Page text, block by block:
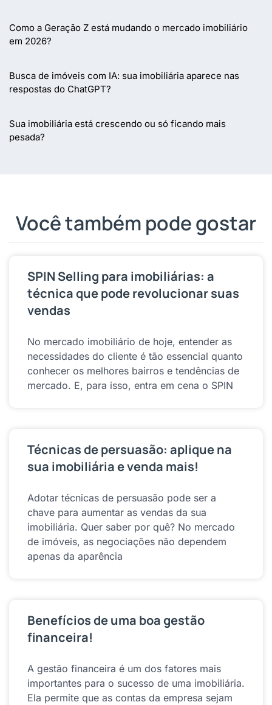
Como a Geração Z está mudando o mercado imobiliário
em 2026?
Busca de imóveis com IA: sua imobiliária aparece nas
respostas do ChatGPT?
Sua imobiliária está crescendo ou só ficando mais
pesada?
Você também pode gostar
SPIN Selling para imobiliárias: a
técnica que pode revolucionar suas
vendas
No mercado imobiliário de hoje, entender as
necessidades do cliente é tão essencial quanto
conhecer os melhores bairros e tendências de
mercado. E, para isso, entra em cena o SPIN
Técnicas de persuasão: aplique na
sua imobiliária e venda mais!
Adotar técnicas de persuasão pode ser a
chave para aumentar as vendas da sua
imobiliária. Quer saber por quê? No mercado
de imóveis, as negociações não dependem
apenas da aparência
Benefícios de uma boa gestão
financeira!
A gestão financeira é um dos fatores mais
importantes para o sucesso de uma imobiliária.
Ela permite que as contas da empresa sejam